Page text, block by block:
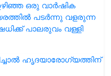
ഒരു വാർഷിക
പടർന്നു വളരുന്ന
പാലരുവം വള്ളി